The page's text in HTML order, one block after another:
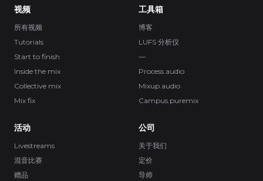
视频
所有视频
Tutorials
Start to finish
Inside the mix
Collective mix
Mix fix
工具箱
博客
LUFS 分析仪
—
Process.audio
Mixup.audio
Campus.puremix
活动
Livestreams
混音比赛
赠品
公司
关于我们
定价
导师